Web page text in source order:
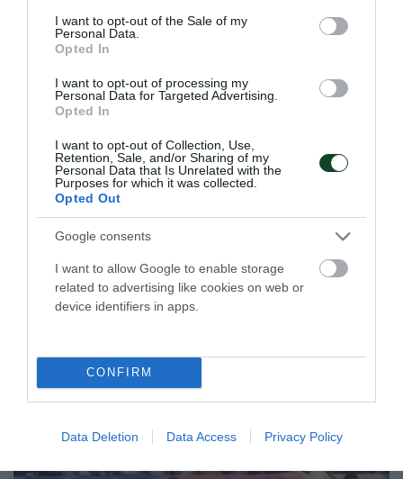
consent section.
I want to opt-out of the Sale of my
Personal Data.
Opted In
I want to opt-out of processing my
Personal Data for Targeted Advertising.
Opted In
I want to opt-out of Collection, Use,
Retention, Sale, and/or Sharing of my
Personal Data that Is Unrelated with the
Purposes for which it was collected.
Opted Out
Google consents
I want to allow Google to enable storage
related to advertising like cookies on web or
device identifiers in apps.
CONFIRM
Data Deletion Data Access Privacy Policy
Σαρωτική εμφάνιση και
«πράσινη» κυριαρχία του
Παναθηναϊκού στο Βύρωνα!
σκοπευτικό τμήμα του Παναθηναϊκού στο Εθνικό
Σκοπευτήριο Βύρωνα.
14.06.2026 ΣΚΟΠΟΒΟΛΗ
ΤΕΛΕΥΤΑΙΑ ΝΕΑ